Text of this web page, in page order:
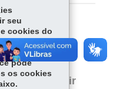
WhatsApp
Imprimir
seu
cookies do
de vídeos e
coleta de
pode
os cookies